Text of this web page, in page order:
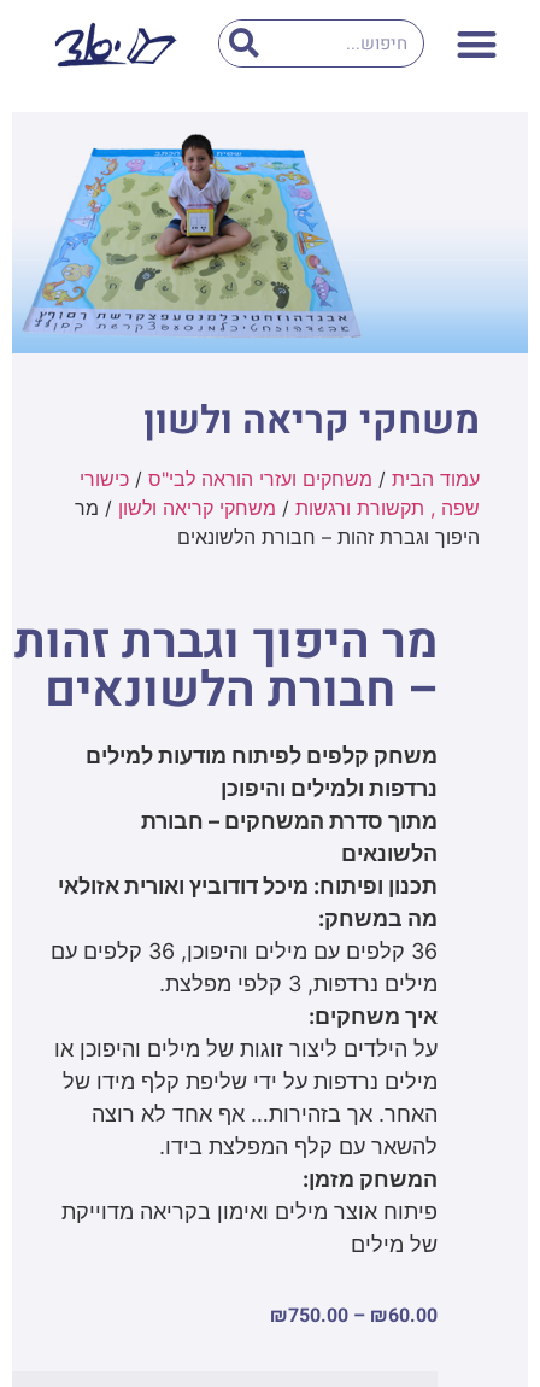
משחקי קריאה ולשון
עמוד הבית / משחקים ועזרי הוראה לבי"ס / כישורי
שפה , תקשורת ורגשות / משחקי קריאה ולשון / מר
היפוך וגברת זהות – חבורת הלשונאים
מר היפוך וגברת זהות
– חבורת הלשונאים
משחק קלפים לפיתוח מודעות למילים
נרדפות ולמילים והיפוכן
מתוך סדרת המשחקים – חבורת
הלשונאים
תכנון ופיתוח: מיכל דודוביץ ואורית אזולאי
מה במשחק:
36 קלפים עם מילים והיפוכן, 36 קלפים עם
מילים נרדפות, 3 קלפי מפלצת.
​איך משחקים:
על הילדים ליצור זוגות של מילים והיפוכן או
מילים נרדפות על ידי שליפת קלף מידו של
האחר. אך בזהירות… אף אחד לא רוצה
להשאר עם קלף המפלצת בידו.
המשחק מזמן:
פיתוח אוצר מילים ואימון בקריאה מדוייקת
של מילים
₪60.00
–
₪750.00